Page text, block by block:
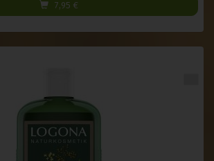
7,95 €